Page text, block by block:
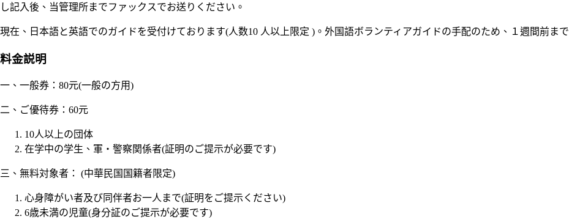
し記入後、当管理所までファックスでお送りください。
現在、日本語と英語でのガイドを受付けております(人数10 人以上限定 )。外国語ボランティアガイドの手配のため、１週間前ま
料金説明
一、一般券：80元(一般の方用)
二、ご優待券：60元
10人以上の団体
在学中の学生、軍・警察関係者(証明のご提示が必要です)
三、無料対象者： (中華民国国籍者限定)
心身障がい者及び同伴者お一人まで(証明をご提示ください)
6歳未満の児童(身分証のご提示が必要です)